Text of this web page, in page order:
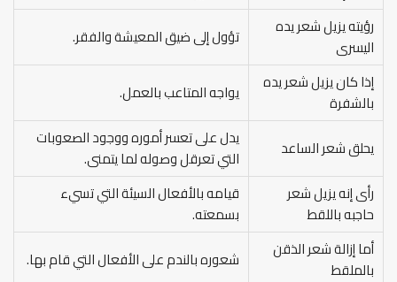
رؤيته يزيل شعر يده
اليسرى
تؤول إلى ضيق المعيشة والفقر.
إذا كان يزيل شعر يده
بالشفرة
يواجه المتاعب بالعمل.
يحلق شعر الساعد
يدل على تعسر أموره ووجود الصعوبات
التي تعرقل وصوله لما يتمنى.
رأى إنه يزيل شعر
حاجبه باللقط
قيامه بالأفعال السيئة التي تسيء
بسمعته.
أما إزالة شعر الذقن
بالملقط
شعوره بالندم على الأفعال التي قام بها.